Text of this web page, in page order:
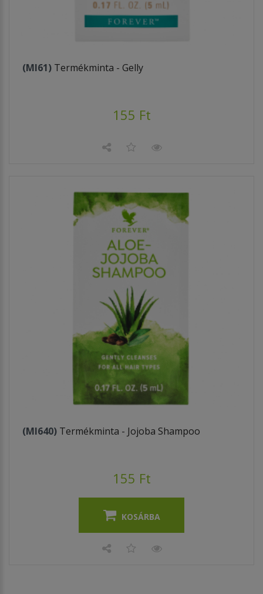
(MI61) Termékminta - Gelly
155 Ft
(MI640) Termékminta - Jojoba Shampoo
155 Ft
KOSÁRBA